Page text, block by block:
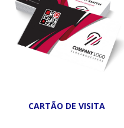
CARTÃO DE VISITA